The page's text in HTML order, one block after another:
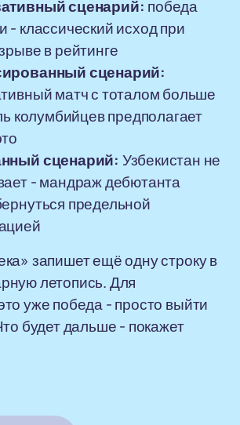
сценарий: победа
- классический исход при
в рейтинге
сценарий:
матч с тоталом больше
колумбийцев предполагает
сценарий: Узбекистан не
- мандраж дебютанта
предельной
запишет ещё одну строку в
летопись. Для
уже победа - просто выйти
будет дальше - покажет